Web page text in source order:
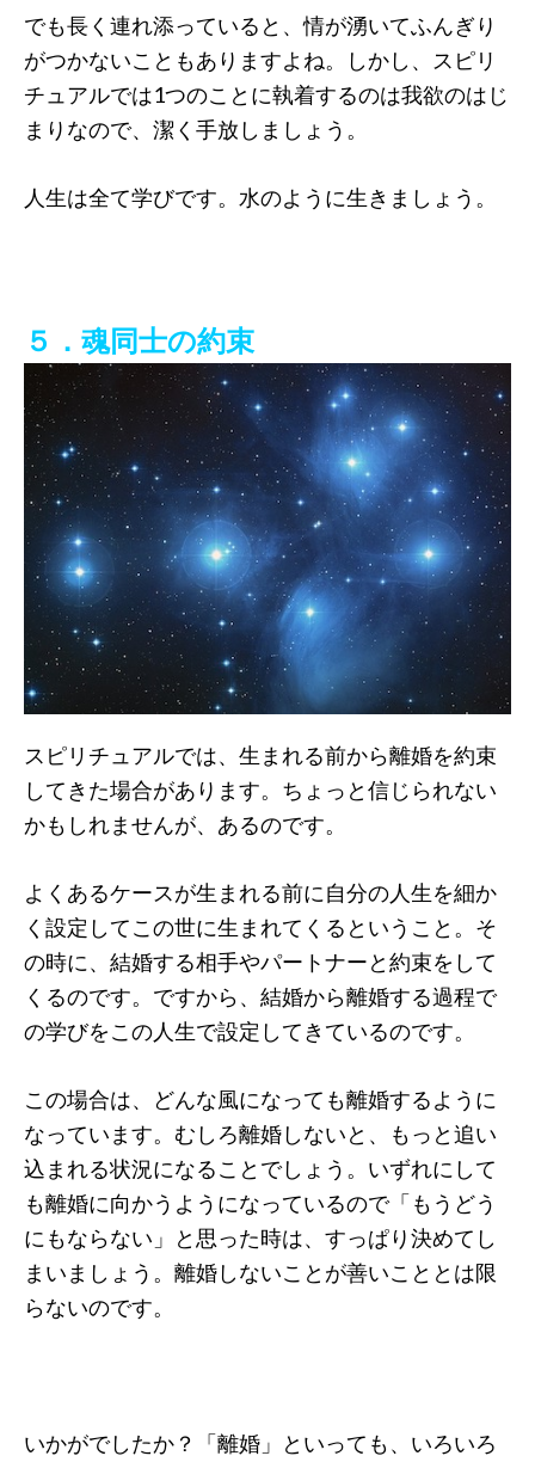
でも長く連れ添っていると、情が湧いてふんぎり
がつかないこともありますよね。しかし、スピリ
チュアルでは1つのことに執着するのは我欲のはじ
まりなので、潔く手放しましょう。
人生は全て学びです。水のように生きましょう。
５．魂同士の約束
スピリチュアルでは、生まれる前から離婚を約束
してきた場合があります。ちょっと信じられない
かもしれませんが、あるのです。
よくあるケースが生まれる前に自分の人生を細か
く設定してこの世に生まれてくるということ。そ
の時に、結婚する相手やパートナーと約束をして
くるのです。ですから、結婚から離婚する過程で
の学びをこの人生で設定してきているのです。
この場合は、どんな風になっても離婚するように
なっています。むしろ離婚しないと、もっと追い
込まれる状況になることでしょう。いずれにして
も離婚に向かうようになっているので「もうどう
にもならない」と思った時は、すっぱり決めてし
まいましょう。離婚しないことが善いこととは限
らないのです。
いかがでしたか？「離婚」といっても、いろいろ